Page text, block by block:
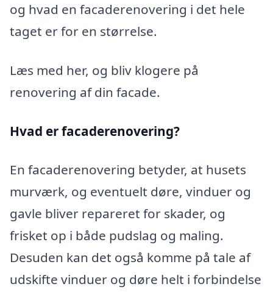
og hvad en facaderenovering i det hele
taget er for en størrelse.
Læs med her, og bliv klogere på
renovering af din facade.
Hvad er facaderenovering?
En facaderenovering betyder, at husets
murværk, og eventuelt døre, vinduer og
gavle bliver repareret for skader, og
frisket op i både pudslag og maling.
Desuden kan det også komme på tale af
udskifte vinduer og døre helt i forbindelse